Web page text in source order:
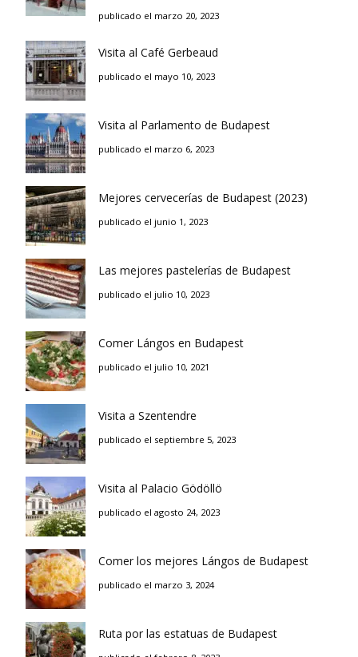
publicado el marzo 20, 2023
Visita al Café Gerbeaud
publicado el mayo 10, 2023
Visita al Parlamento de Budapest
publicado el marzo 6, 2023
Mejores cervecerías de Budapest (2023)
publicado el junio 1, 2023
Las mejores pastelerías de Budapest
publicado el julio 10, 2023
Comer Lángos en Budapest
publicado el julio 10, 2021
Visita a Szentendre
publicado el septiembre 5, 2023
Visita al Palacio Gödöllö
publicado el agosto 24, 2023
Comer los mejores Lángos de Budapest
publicado el marzo 3, 2024
Ruta por las estatuas de Budapest